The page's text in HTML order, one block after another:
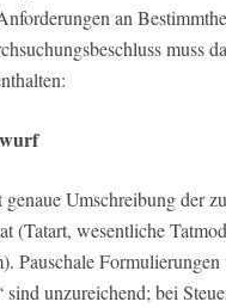
an
muss
Umschreibung der zu
(Tatart, wesentliche
Pauschale
sind unzureichend; bei